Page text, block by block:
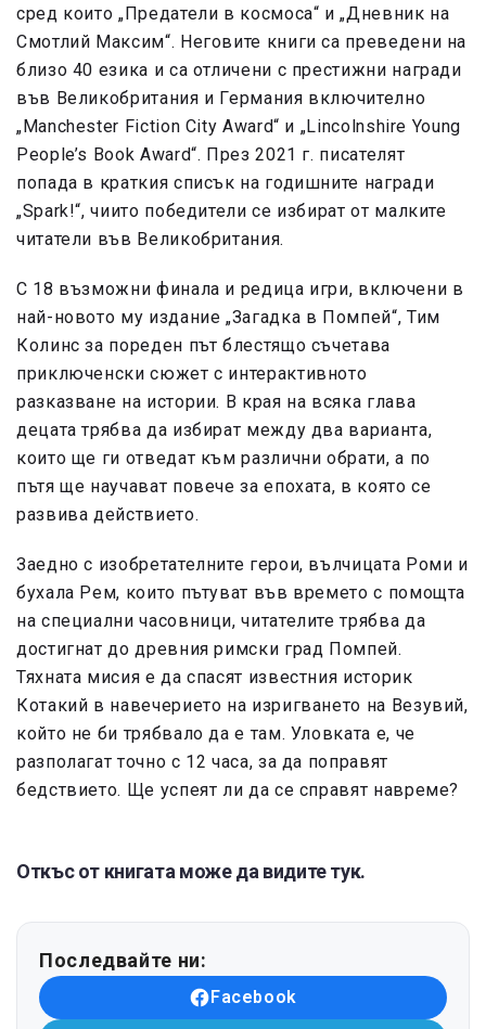
сред които „Предатели в космоса“ и „Дневник на
Смотлий Максим“. Неговите книги са преведени на
близо 40 езика и са отличени с престижни награди
във Великобритания и Германия включително
„Manchester Fiction City Award“ и „Lincolnshire Young
People’s Book Award“. През 2021 г. писателят
попада в краткия списък на годишните награди
„Spark!“, чиито победители се избират от малките
читатели във Великобритания.
С 18 възможни финала и редица игри, включени в
най-новото му издание „Загадка в Помпей“, Тим
Колинс за пореден път блестящо съчетава
приключенски сюжет с интерактивното
разказване на истории. В края на всяка глава
децата трябва да избират между два варианта,
които ще ги отведат към различни обрати, а по
пътя ще научават повече за епохата, в която се
развива действието.
Заедно с изобретателните герои, вълчицата Роми и
бухала Рем, които пътуват във времето с помощта
на специални часовници, читателите трябва да
достигнат до древния римски град Помпей.
Тяхната мисия е да спасят известния историк
Котакий в навечерието на изригването на Везувий,
който не би трябвало да е там. Уловката е, че
разполагат точно с 12 часа, за да поправят
бедствието. Ще успеят ли да се справят навреме?
Откъс от книгата може да видите тук.
Последвайте ни:
Facebook